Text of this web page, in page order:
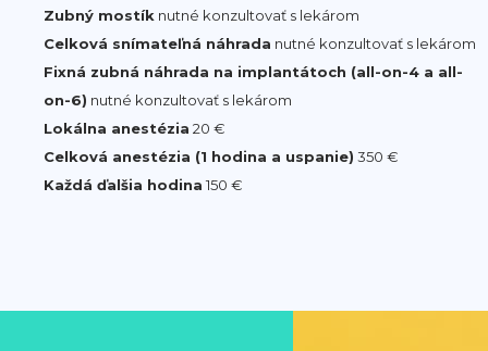
Zubný mostík nutné konzultovať s lekárom
Celková snímateľná náhrada nutné konzultovať s lekárom
Fixná zubná náhrada na implantátoch (all-on-4 a all-
on-6) nutné konzultovať s lekárom
Lokálna anestézia 20 €
Celková anestézia (1 hodina a uspanie) 350 €
Každá ďalšia hodina 150 €